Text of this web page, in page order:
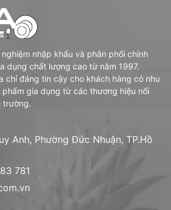
nhập khẩu và phân phối chính
dụng chất lượng cao từ năm 1997.
chỉ đáng tin cậy cho khách hàng có nhu
phẩm gia dụng từ các thương hiệu nổi
trường.
Anh, Phường Đức Nhuận, TP.Hồ
781